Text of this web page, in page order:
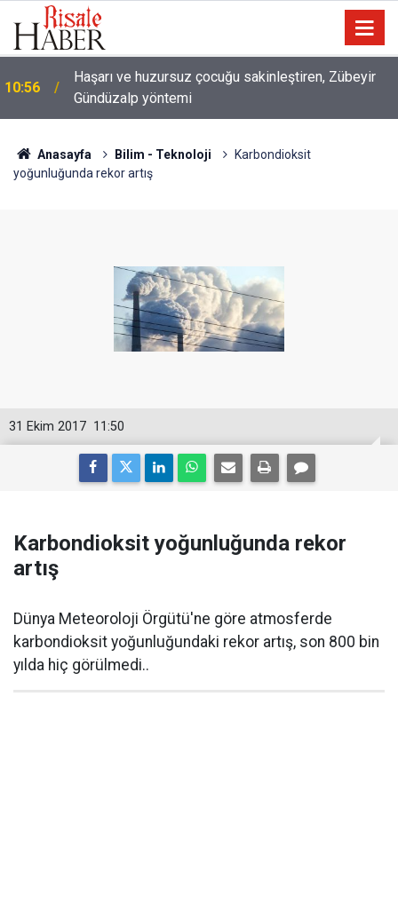
10:56
Haşarı ve huzursuz çocuğu sakinleştiren, Zübeyir
Gündüzalp yöntemi
10:00
Niye 'dilimin ucunda' demek zorunda kalıyoruz?
Anasayfa Bilim - Teknoloji
Karbondioksit
yoğunluğunda rekor artış
11:50
31 Ekim 2017
Karbondioksit yoğunluğunda rekor
artış
Dünya Meteoroloji Örgütü'ne göre atmosferde
karbondioksit yoğunluğundaki rekor artış, son 800 bin
yılda hiç görülmedi..